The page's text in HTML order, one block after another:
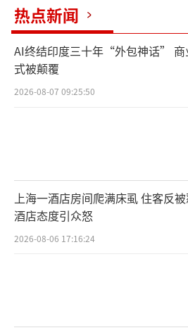
法纳、科尔维尔、里斯-詹
多、马杜埃凯、内托、帕
包括约根森、阿达拉比奥尤
（责任编辑：卢其龙
热点新闻
AI终结印度三十年“外包神话” 商
式被颠覆
2026-08-07 09:25:50
上海一酒店房间爬满床虱 住客反
酒店态度引众怒
2026-08-06 17:16:24